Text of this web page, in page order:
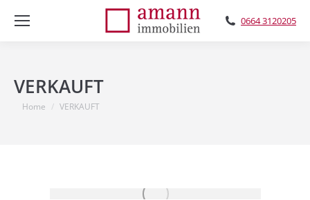
0664 3120205
VERKAUFT
You are here:
Home VERKAUFT